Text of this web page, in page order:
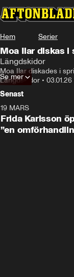
Hem Serier
Moa Ilar diskas i
Längdskidor
Moa Ilar diskades i
Längdskidor • 03.01.26
Se mer
Senast
19 MARS
Frida Karlsson
”en